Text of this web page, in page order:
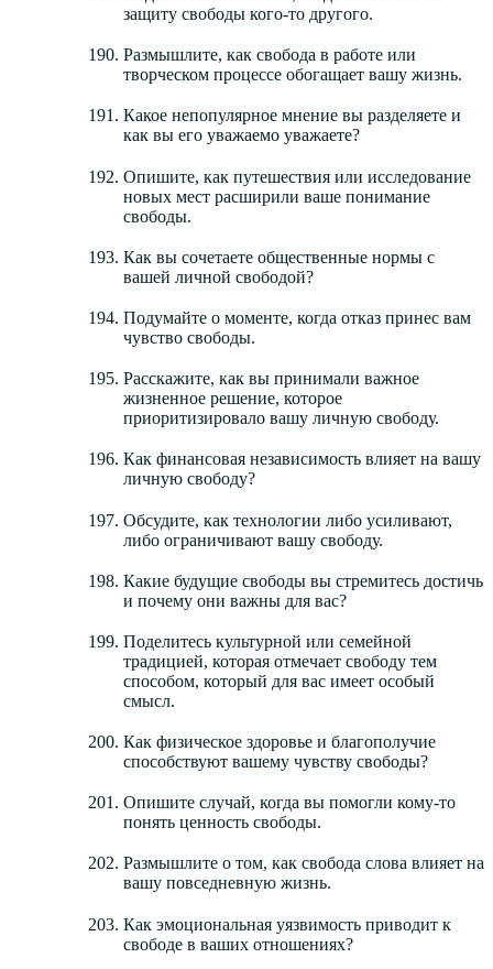
защиту свободы кого-то другого.
Размышлите, как свобода в работе или
творческом процессе обогащает вашу жизнь.
Какое непопулярное мнение вы разделяете и
как вы его уважаемо уважаете?
Опишите, как путешествия или исследование
новых мест расширили ваше понимание
свободы.
Как вы сочетаете общественные нормы с
вашей личной свободой?
Подумайте о моменте, когда отказ принес вам
чувство свободы.
Расскажите, как вы принимали важное
жизненное решение, которое
приоритизировало вашу личную свободу.
Как финансовая независимость влияет на вашу
личную свободу?
Обсудите, как технологии либо усиливают,
либо ограничивают вашу свободу.
Какие будущие свободы вы стремитесь достичь
и почему они важны для вас?
Поделитесь культурной или семейной
традицией, которая отмечает свободу тем
способом, который для вас имеет особый
смысл.
Как физическое здоровье и благополучие
способствуют вашему чувству свободы?
Опишите случай, когда вы помогли кому-то
понять ценность свободы.
Размышлите о том, как свобода слова влияет на
вашу повседневную жизнь.
Как эмоциональная уязвимость приводит к
свободе в ваших отношениях?